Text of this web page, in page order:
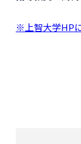
※ 上智大学HP